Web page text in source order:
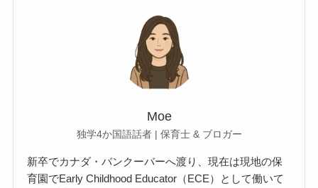
Moe
独学4か国語話者 | 保育士 & ブロガー
新卒でカナダ・バンクーバーへ渡り、現在は現地の保
育園でEarly Childhood Educator（ECE）として働いて